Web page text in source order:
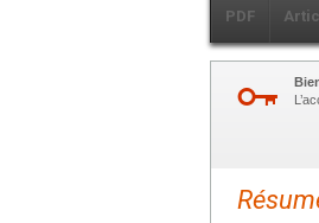
PDF